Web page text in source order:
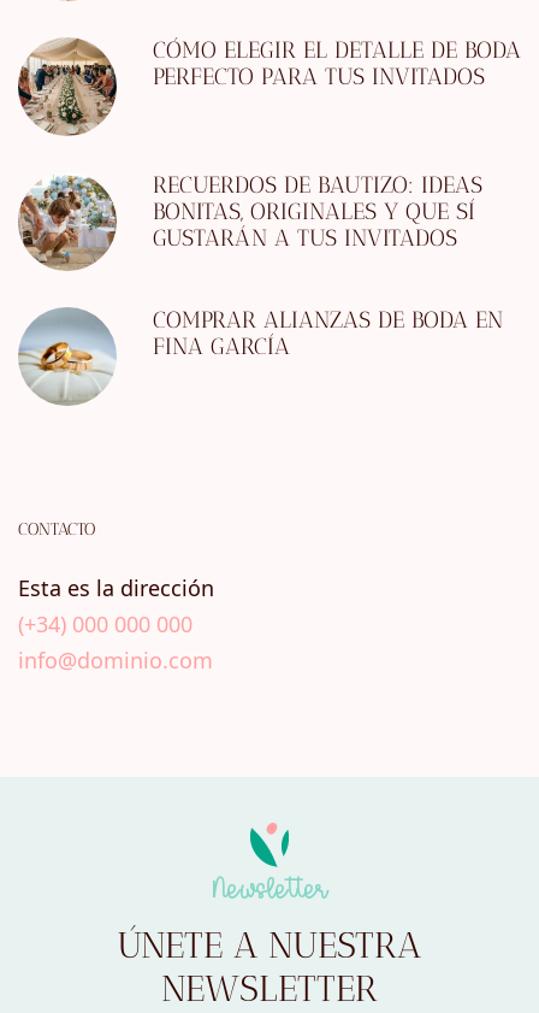
CÓMO ELEGIR EL DETALLE DE BODA
PERFECTO PARA TUS INVITADOS
RECUERDOS DE BAUTIZO: IDEAS
BONITAS, ORIGINALES Y QUE SÍ
GUSTARÁN A TUS INVITADOS
COMPRAR ALIANZAS DE BODA EN
FINA GARCÍA
CONTACTO
Esta es la dirección
(+34) 000 000 000
info@dominio.com
Newsletter
ÚNETE A NUESTRA
NEWSLETTER